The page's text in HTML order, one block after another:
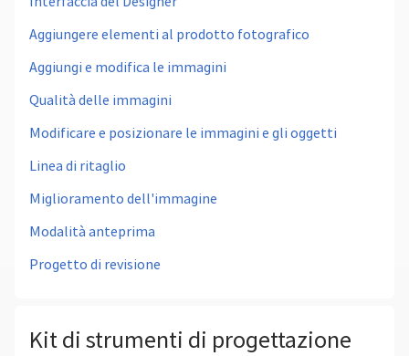
Aggiungere elementi al prodotto fotografico
Aggiungi e modifica le immagini
Qualità delle immagini
Modificare e posizionare le immagini e gli oggetti
Linea di ritaglio
Miglioramento dell'immagine
Modalità anteprima
Progetto di revisione
Kit di strumenti di progettazione